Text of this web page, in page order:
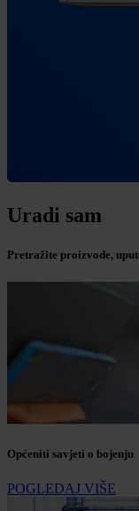
Uradi sam
Pretražite proizvode,
Općeniti savjeti o bojenju
POGLEDAJ VIŠE